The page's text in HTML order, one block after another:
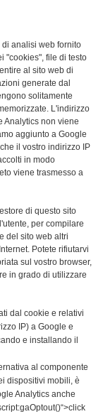
analisi web fornito
"cookies", file di testo
al sito web di
generate dal
solitamente
L'indirizzo
Analytics non viene
aggiunto a Google
il vostro indirizzo IP
in modo
viene trasmesso a
di questo sito
per compilare
del sito web altri
Potete rifiutarvi
sul vostro browser,
in grado di utilizzare
dal cookie e relativi
IP) a Google e
e installando il
al componente
dispositivi mobili, è
Analytics anche